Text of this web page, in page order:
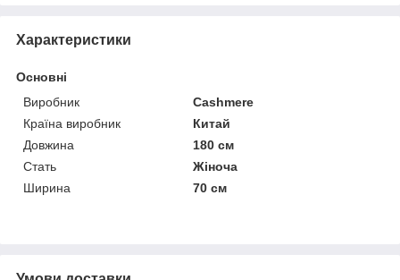
Характеристики
Основні
Виробник
Cashmere
Країна виробник
Китай
Довжина
180 см
Стать
Жіноча
Ширина
70 см